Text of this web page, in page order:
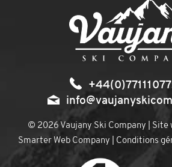
© 2026 Vaujany Ski Company | Site
Smarter Web Company
Conditions